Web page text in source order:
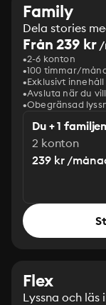
Family
Dela stories
Från 239 kr/
2-6 konton
100 timmar/
Exklusivt innehåll
Avsluta när du vill
Obegränsad
Du + 1
2 konton
239 kr /
Flex
Lyssna och läs